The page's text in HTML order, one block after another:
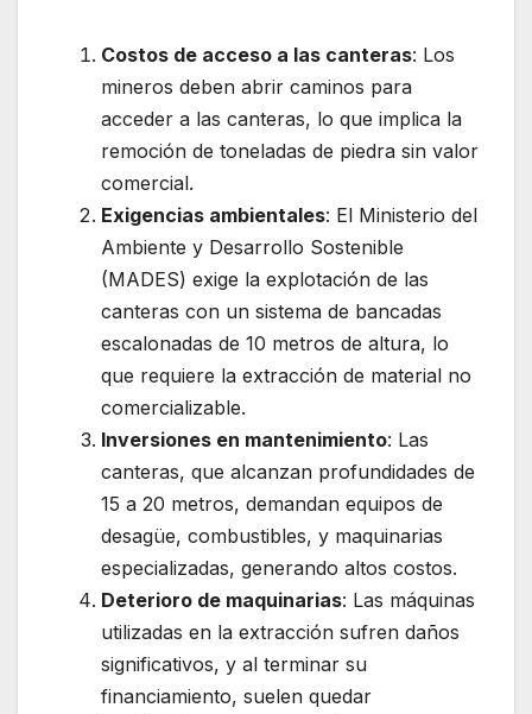
Costos de acceso a las canteras: Los
mineros deben abrir caminos para
acceder a las canteras, lo que implica la
remoción de toneladas de piedra sin valor
comercial.
Exigencias ambientales: El Ministerio del
Ambiente y Desarrollo Sostenible
(MADES) exige la explotación de las
canteras con un sistema de bancadas
escalonadas de 10 metros de altura, lo
que requiere la extracción de material no
comercializable.
Inversiones en mantenimiento: Las
canteras, que alcanzan profundidades de
15 a 20 metros, demandan equipos de
desagüe, combustibles, y maquinarias
especializadas, generando altos costos.
Deterioro de maquinarias: Las máquinas
utilizadas en la extracción sufren daños
significativos, y al terminar su
financiamiento, suelen quedar